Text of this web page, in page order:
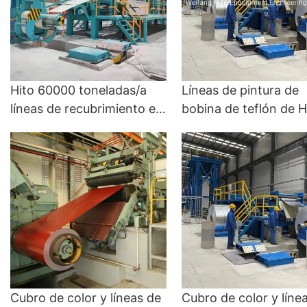
línea de recubrimiento de
color
recolección de
metal, tiras y láminas
Máquina laminada y
de recubrimiento de
Hito 60000 toneladas/a
líneas de recubrimiento e
continuo para hojas
recubiertas con tasas de
rendimiento y alta calidad:
línea de recubrimiento de
fluoruro de polivinilideno y
línea de pintura de color
Líneas de pintura de
bobina de teflón de
de recubrimiento de
de polivinilideno y
pintura de color
Cubro de color y líneas de
Cubro de color y